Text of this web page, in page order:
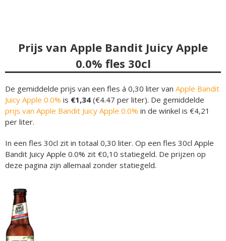
Prijs van Apple Bandit Juicy Apple
0.0% fles 30cl
De gemiddelde prijs van een fles á 0,30 liter van Apple Bandit
Juicy Apple 0.0% is €1,34 (€4.47 per liter). De gemiddelde
prijs van Apple Bandit Juicy Apple 0.0% in de winkel is €4,21
per liter.
In een fles 30cl zit in totaal 0,30 liter. Op een fles 30cl Apple
Bandit Juicy Apple 0.0% zit €0,10 statiegeld. De prijzen op
deze pagina zijn allemaal zonder statiegeld.